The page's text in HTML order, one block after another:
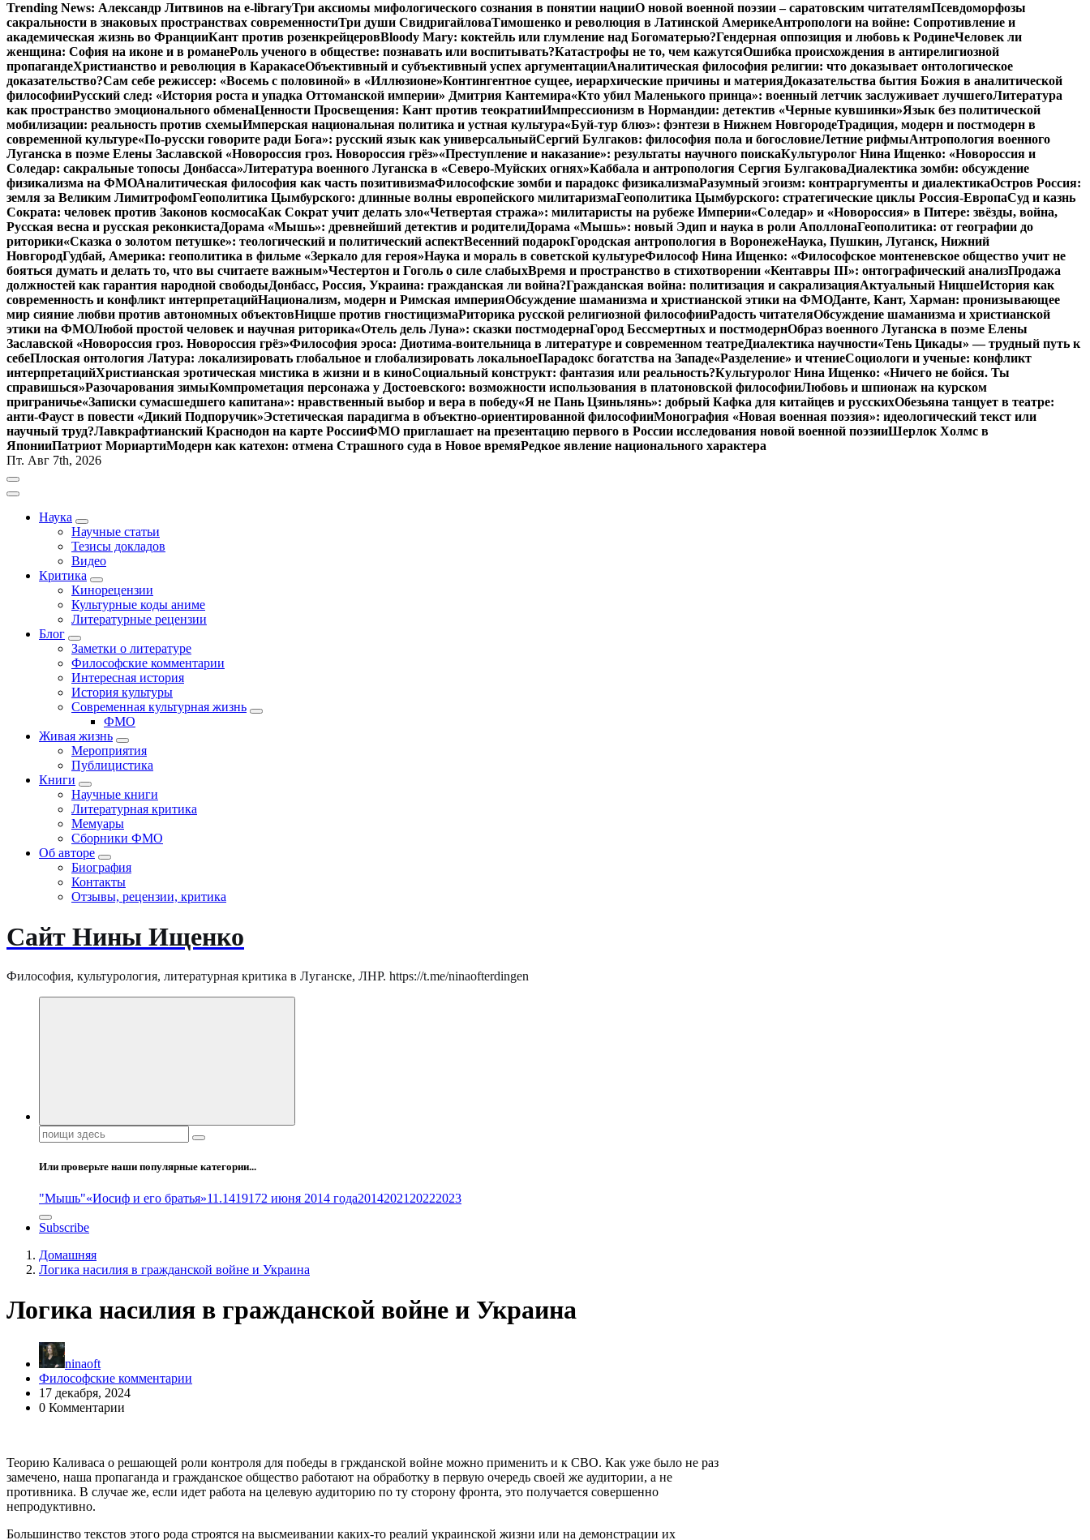
Trending News: Александр Литвинов на e-libraryТри аксиомы мифологического сознания в понятии нацииО новой военной поэзии – саратовским читателямПсевдоморфозы
сакральности в знаковых пространствах современностиТри души СвидригайловаТимошенко и революция в Латинской АмерикеАнтропологи на войне: Сопротивление и
академическая жизнь во ФранцииКант против розенкрейцеровBloody Mary: коктейль или глумление над Богоматерью?Гендерная оппозиция и любовь к РодинеЧеловек ли
женщина: София на иконе и в романеРоль ученого в обществе: познавать или воспитывать?Катастрофы не то, чем кажутсяОшибка происхождения в антирелигиозной
пропагандеХристианство и революция в КаракасеОбъективный и субъективный успех аргументацииАналитическая философия религии: что доказывает онтологическое
доказательство?Сам себе режиссер: «Восемь с половиной» в «Иллюзионе»Контингентное сущее, иерархические причины и материяДоказательства бытия Божия в аналитической
философииРусский след: «История роста и упадка Оттоманской империи» Дмитрия Кантемира«Кто убил Маленького принца»: военный летчик заслуживает лучшегоЛитература
как пространство эмоционального обменаЦенности Просвещения: Кант против теократииИмпрессионизм в Нормандии: детектив «Черные кувшинки»Язык без политической
мобилизации: реальность против схемыИмперская национальная политика и устная культура«Буй-тур блюз»: фэнтези в Нижнем НовгородеТрадиция, модерн и постмодерн в
современной культуре«По-русски говорите ради Бога»: русский язык как универсальныйСергий Булгаков: философия пола и богословиеЛетние рифмыАнтропология военного
Луганска в поэме Елены Заславской «Новороссия гроз. Новороссия грёз»«Преступление и наказание»: результаты научного поискаКультуролог Нина Ищенко: «Новороссия и
Соледар: сакральные топосы Донбасса»Литература военного Луганска в «Северо-Муйских огнях»Каббала и антропология Сергия БулгаковаДиалектика зомби: обсуждение
физикализма на ФМОАналитическая философия как часть позитивизмаФилософские зомби и парадокс физикализмаРазумный эгоизм: контраргументы и диалектикаОстров Россия:
земля за Великим ЛимитрофомГеополитика Цымбурского: длинные волны европейского милитаризмаГеополитика Цымбурского: стратегические циклы Россия-ЕвропаСуд и казнь
Сократа: человек против Законов космосаКак Сократ учит делать зло«Четвертая стража»: милитаристы на рубеже Империи«Соледар» и «Новороссия» в Питере: звёзды, война,
Русская весна и русская реконкистаДорама «Мышь»: древнейший детектив и родителиДорама «Мышь»: новый Эдип и наука в роли АполлонаГеополитика: от географии до
риторики«Сказка о золотом петушке»: теологический и политический аспектВесенний подарокГородская антропология в ВоронежеНаука, Пушкин, Луганск, Нижний
НовгородГудбай, Америка: геополитика в фильме «Зеркало для героя»Наука и мораль в советской культуреФилософ Нина Ищенко: «Философское монтеневское общество учит не
бояться думать и делать то, что вы считаете важным»Честертон и Гоголь о силе слабыхВремя и пространство в стихотворении «Кентавры III»: онтографический анализПродажа
должностей как гарантия народной свободыДонбасс, Россия, Украина: гражданская ли война?Гражданская война: политизация и сакрализацияАктуальный НицшеИстория как
современность и конфликт интерпретацийНационализм, модерн и Римская империяОбсуждение шаманизма и христианской этики на ФМОДанте, Кант, Харман: пронизывающее
мир сияние любви против автономных объектовНицше против гностицизмаРиторика русской религиозной философииРадость читателяОбсуждение шаманизма и христианской
этики на ФМОЛюбой простой человек и научная риторика«Отель дель Луна»: сказки постмодернаГород Бессмертных и постмодернОбраз военного Луганска в поэме Елены
Заславской «Новороссия гроз. Новороссия грёз»Философия эроса: Диотима-воительница в литературе и современном театреДиалектика научности«Тень Цикады» — трудный путь к
себеПлоская онтология Латура: локализировать глобальное и глобализировать локальноеПарадокс богатства на Западе«Разделение» и чтениеСоциологи и ученые: конфликт
интерпретацийХристианская эротическая мистика в жизни и в киноСоциальный конструкт: фантазия или реальность?Культуролог Нина Ищенко: «Ничего не бойся. Ты
справишься»Разочарования зимыКомпрометация персонажа у Достоевского: возможности использования в платоновской философииЛюбовь и шпионаж на курском
приграничье«Записки сумасшедшего капитана»: нравственный выбор и вера в победу«Я не Пань Цзиньлянь»: добрый Кафка для китайцев и русскихОбезьяна танцует в театре:
анти-Фауст в повести «Дикий Подпоручик»Эстетическая парадигма в объектно-ориентированной философииМонография «Новая военная поэзия»: идеологический текст или
научный труд?Лавкрафтианский Краснодон на карте РоссииФМО приглашает на презентацию первого в России исследования новой военной поэзииШерлок Холмс в
ЯпонииПатриот МориартиМодерн как катехон: отмена Страшного суда в Новое времяРедкое явление национального характера
Пт. Авг 7th, 2026
Наука
Научные статьи
Тезисы докладов
Видео
Критика
Кинорецензии
Культурные коды аниме
Литературные рецензии
Блог
Заметки о литературе
Философские комментарии
Интересная история
История культуры
Современная культурная жизнь
ФМО
Живая жизнь
Мероприятия
Публицистика
Книги
Научные книги
Литературная критика
Мемуары
Сборники ФМО
Об авторе
Биография
Контакты
Отзывы, рецензии, критика
Сайт Нины Ищенко
Философия, культурология, литературная критика в Луганске, ЛНР. https://t.me/ninaofterdingen
Поиск:
Или проверьте наши популярные категории...
"Мышь"«Иосиф и его братья»11.1419172 июня 2014 года2014202120222023
Subscribe
Домашняя
Логика насилия в гражданской войне и Украина
Логика насилия в гражданской войне и Украина
ninaoft
Философские комментарии
17 декабря, 2024
0 Комментарии
Теорию Каливаса о решающей роли контроля для победы в гржданской войне можно применить и к СВО. Как уже было не раз
замечено, наша пропаганда и гражданское общество работают на обработку в первую очередь своей же аудитории, а не
противника. В случае же, если идет работа на целевую аудиторию по ту сторону фронта, это получается совершенно
непродуктивно.
Большинство текстов этого рода строятся на высмеивании каких-то реалий украинской жизни или на демонстрации их